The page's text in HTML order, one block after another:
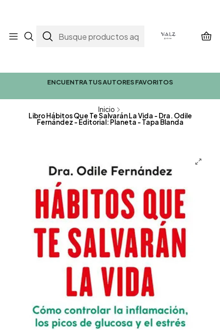
ENCUENTRA TUS AUTORES FAVORITOS
Inicio
Libro Hábitos Que Te Salvarán La Vida - Dra. Odile
Fernández - Editorial: Planeta - Tapa Blanda